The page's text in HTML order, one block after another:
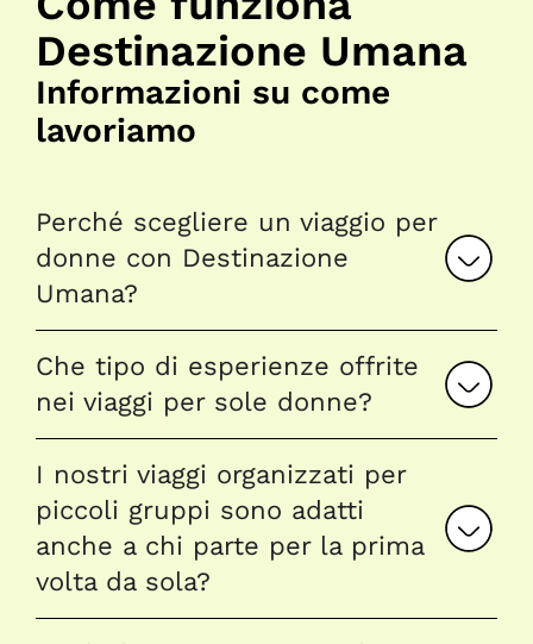
Destinazione Umana
Informazioni su come
lavoriamo
Perché scegliere un viaggio per
donne con Destinazione
Umana?
Che tipo di esperienze offrite
nei viaggi per sole donne?
I nostri viaggi organizzati per
piccoli gruppi sono adatti
anche a chi parte per la prima
volta da sola?